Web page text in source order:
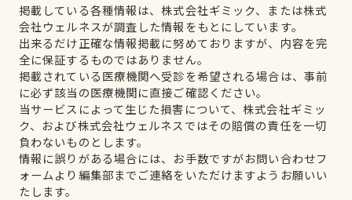
掲載している各種情報は、株式会社ギミック、または株式
会社ウェルネスが調査した情報をもとにしています。
出来るだけ正確な情報掲載に努めておりますが、内容を完
全に保証するものではありません。
掲載されている医療機関へ受診を希望される場合は、事前
に必ず該当の医療機関に直接ご確認ください。
当サービスによって生じた損害について、株式会社ギミッ
ク、および株式会社ウェルネスではその賠償の責任を一切
負わないものとします。
情報に誤りがある場合には、お手数ですがお問い合わせフ
ォームより編集部までご連絡をいただけますようお願いい
たします。